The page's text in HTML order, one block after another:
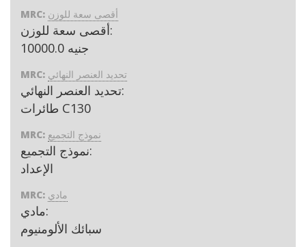
MRC: أقصى سعة للوزن
أقصى سعة للوزن:
جنيه 10000.0
MRC: تحديد العنصر النهائي
تحديد العنصر النهائي:
طائرات C130
MRC: نموذج التجميع
نموذج التجميع:
الإعداد
MRC: مادي
مادي:
سبائك الألومنيوم